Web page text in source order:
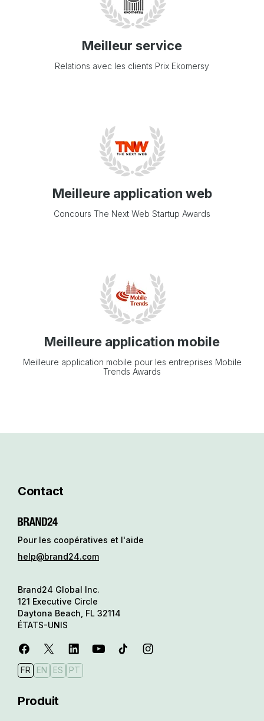
Meilleur service
Relations avec les clients Prix Ekomersy
Meilleure application web
Concours The Next Web Startup Awards
Meilleure application mobile
Meilleure application mobile pour les entreprises Mobile
Trends Awards
Contact
Pour les coopératives et l'aide
help@brand24.com
Brand24 Global Inc.
121 Executive Circle
Daytona Beach, FL 32114
ÉTATS-UNIS
FR EN ES PT
Produit